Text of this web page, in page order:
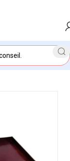
de Bureau en Bois